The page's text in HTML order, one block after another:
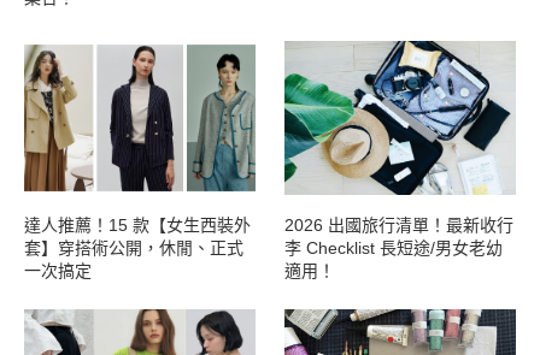
達人推薦！15 款【女生西裝外
套】穿搭術公開，休閒、正式
一次搞定
2026 出國旅行清單！最新收行
李 Checklist 長短途/男女老幼
適用！